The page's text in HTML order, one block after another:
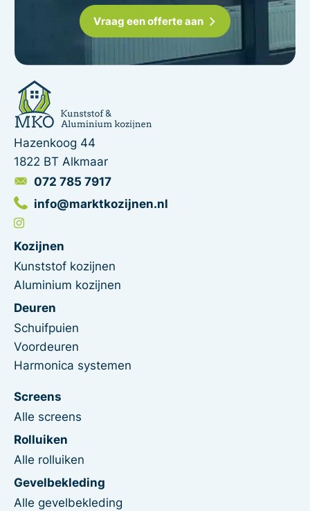
Vraag een offerte aan
Hazenkoog 44
1822 BT Alkmaar
072 785 7917
info@marktkozijnen.nl
Kozijnen
Kunststof kozijnen
Aluminium kozijnen
Deuren
Schuifpuien
Voordeuren
Harmonica systemen
Screens
Alle screens
Rolluiken
Alle rolluiken
Gevelbekleding
Alle gevelbekleding